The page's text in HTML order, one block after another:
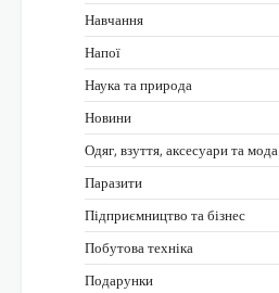
Навчання
Напої
Наука та природа
Новини
Одяг, взуття, аксесуари та мода
Паразити
Підприємництво та бізнес
Побутова техніка
Подарунки